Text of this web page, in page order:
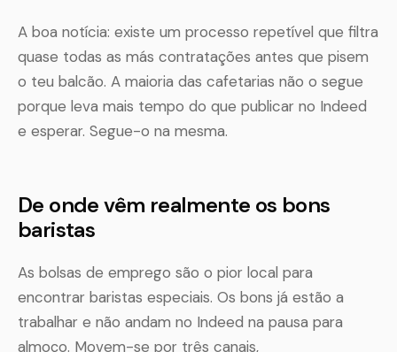
A boa notícia: existe um processo repetível que filtra
quase todas as más contratações antes que pisem
o teu balcão. A maioria das cafetarias não o segue
porque leva mais tempo do que publicar no Indeed
e esperar. Segue-o na mesma.
De onde vêm realmente os bons
baristas
As bolsas de emprego são o pior local para
encontrar baristas especiais. Os bons já estão a
trabalhar e não andam no Indeed na pausa para
almoço. Movem-se por três canais,